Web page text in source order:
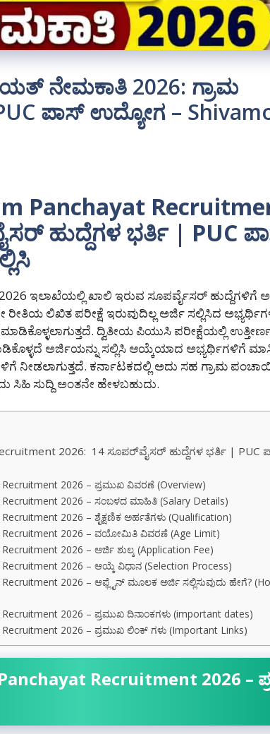
ನೇಮಕಾತಿ 2026: ಗ್ರಾಮ
ಪಾಸ್ ಉದ್ಯೋಗ –
Panchayat
ಹುದ್ದೆಗಳ ಭರ್ತಿ | PUC
ಇಲಾಖೆಯಲ್ಲಿ ಖಾಲಿ ಇರುವ ಸೂಪರ್ವೈಸರ್ ಹುದ್ದೆಗಳಿಗೆ
ಲಿಖಿತ ಪರೀಕ್ಷೆ ಇರುವುದಿಲ್ಲ ಅರ್ಜಿ ಸಲ್ಲಿಸಿದ
ದ್ವಿತೀಯ ಪಿಯುಸಿ ಪರೀಕ್ಷೆಯಲ್ಲಿ
ಅರ್ಜಿಯನ್ನು ಸಲ್ಲಿಸಿ ಆಯ್ಕೆಯಾದ ಅಭ್ಯರ್ಥಿಗಳಿಗೆ
ನೀಡಲಾಗುತ್ತದೆ. ಕರ್ನಾಟಕದಲ್ಲಿ ಅದು ಸಹ ಗ್ರಾಮ
ಸಿಹಿ ಸುದ್ದಿ ಅಂತನೇ ಹೇಳಬಹುದು.
2026: 14 ಸೂಪರ್‌ವೈಸರ್ ಹುದ್ದೆಗಳ ಭರ್ತಿ | PUC
2026 – ಪ್ರಮುಖ ವಿವರಣೆ (Overview)
2026 – ಸಂಬಳದ ಮಾಹಿತಿ (Salary Details)
2026 – ಶೈಕ್ಷಣಿಕ ಅರ್ಹತೆಗಳು (Qualification)
Recruitment 2026 – ವಯೋಮಿತಿ ವಿವರಣೆ (Age Limit)
2026 – ಅರ್ಜಿ ಶುಲ್ಕ (Application Fee)
2026 – ಆಯ್ಕೆ ವಿಧಾನ (Selection Process)
2026 – ಆಫ್ಲೈನ್ ಮೂಲಕ ಅರ್ಜಿ ಸಲ್ಲಿಸುವುದು ಹೇಗೆ?
2026 – ಪ್ರಮುಖ ದಿನಾಂಕಗಳು (important dates)
2026 – ಪ್ರಮುಖ ಲಿಂಕ್ ಗಳು (Important Links)
Recruitment 2026 –